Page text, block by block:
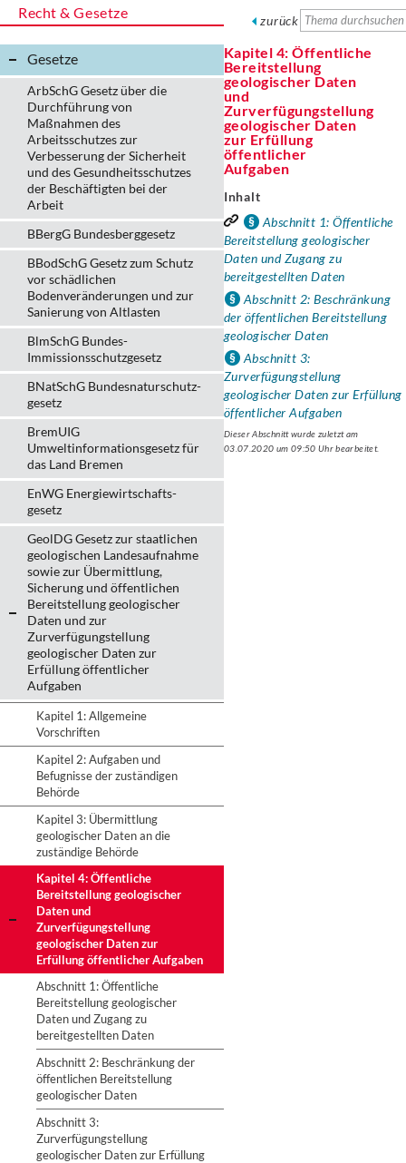
Recht & Gesetze
Gesetze
ArbSchG Gesetz über die
Durchführung von
Maßnahmen des
Arbeitsschutzes zur
Verbesserung der Sicherheit
und des Gesundheitsschutzes
der Beschäftigten bei der
Arbeit
BBergG Bundesberggesetz
BBodSchG Gesetz zum Schutz
vor schädlichen
Bodenveränderungen und zur
Sanierung von Altlasten
BlmSchG Bundes-
Immissionsschutz­gesetz
BNatSchG Bundesnaturschutz-
gesetz
BremUIG
Umweltinformationsgesetz für
das Land Bremen
EnWG Energiewirtschafts-
gesetz
GeolDG Gesetz zur staatlichen
geologischen Landesaufnahme
sowie zur Übermittlung,
Sicherung und öffentlichen
Bereitstellung geologischer
Daten und zur
Zurverfügungstellung
geologischer Daten zur
Erfüllung öffentlicher
Aufgaben
Kapitel 1: Allgemeine
Vorschriften
Kapitel 2: Aufgaben und
Befugnisse der zuständigen
Behörde
Kapitel 3: Übermittlung
geologischer Daten an die
zuständige Behörde
Kapitel 4: Öffentliche
Bereitstellung geologischer
Daten und
Zurverfügungstellung
geologischer Daten zur
Erfüllung öffentlicher Aufgaben
Abschnitt 1: Öffentliche
Bereitstellung geologischer
Daten und Zugang zu
bereitgestellten Daten
Abschnitt 2: Beschränkung der
öffentlichen Bereitstellung
geologischer Daten
Abschnitt 3:
Zurverfügungstellung
geologischer Daten zur Erfüllung
zurück
Kapitel 4: Öffentliche
Bereitstellung
geologischer Daten
und
Zurverfügungstellung
geologischer Daten
zur Erfüllung
öffentlicher
Aufgaben
Inhalt
Abschnitt 1: Öffentliche
Bereitstellung geologischer
Daten und Zugang zu
bereitgestellten Daten
Abschnitt 2: Beschränkung
der öffentlichen Bereitstellung
geologischer Daten
Abschnitt 3:
Zurverfügungstellung
geologischer Daten zur Erfüllung
öffentlicher Aufgaben
Dieser Abschnitt wurde zuletzt am
03.07.2020 um 09:50 Uhr bearbeitet.